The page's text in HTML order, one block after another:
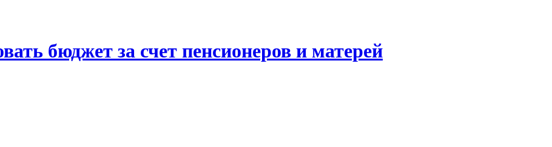
бюджет за счет пенсионеров и матерей